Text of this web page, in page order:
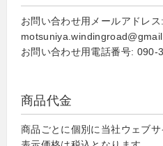
お問い合わせ用メールアドレス:
お問い合わせ用電話番号: 090-
商品代金
商品ごとに個別に当社ウェブサ